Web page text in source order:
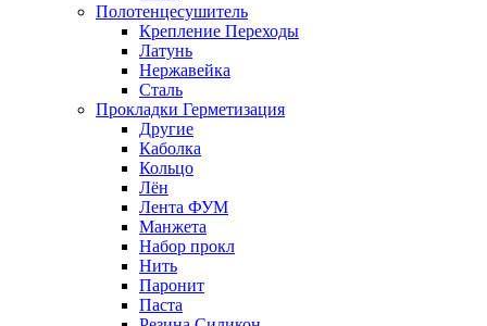
Полотенцесушитель
Крепление Переходы
Латунь
Нержавейка
Сталь
Прокладки Герметизация
Другие
Каболка
Кольцо
Лён
Лента ФУМ
Манжета
Набор прокл
Нить
Паронит
Паста